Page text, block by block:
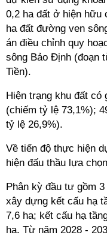
0,2 ha đất ở hiện hữu
ha đất đường ven
án điều chỉnh quy
sông Bảo Định (đoạn
Tiền).
Hiện trạng khu đất có
(chiếm tỷ lệ 73,1%);
tỷ lệ 26,9%).
Về tiến độ thực hiện
hiện đấu thầu lựa
Phân kỳ đầu tư gồm
xây dựng kết cấu hạ
7,6 ha; kết cấu hạ
ha. Từ năm 2028 -